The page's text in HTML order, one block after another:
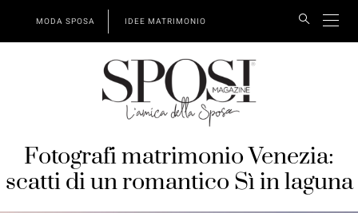
MODA SPOSA IDEE MATRIMONIO
Fotografi matrimonio Venezia:
scatti di un romantico Sì in laguna